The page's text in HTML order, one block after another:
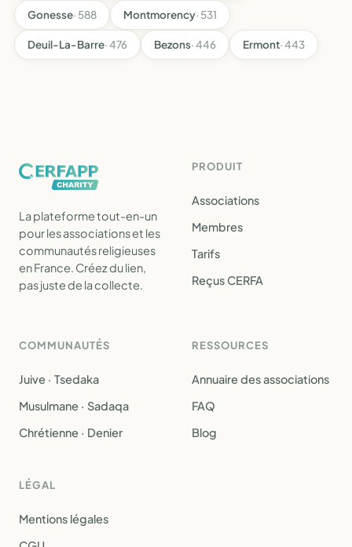
Gonesse· 588 Montmorency· 531
Deuil-La-Barre· 476 Bezons· 446 Ermont· 443
La plateforme tout-en-un
pour les associations et les
communautés religieuses
en France. Créez du lien,
pas juste de la collecte.
PRODUIT
Associations
Membres
Tarifs
Reçus CERFA
COMMUNAUTÉS
Juive · Tsedaka
Musulmane · Sadaqa
Chrétienne · Denier
RESSOURCES
Annuaire des associations
FAQ
Blog
LÉGAL
Mentions légales